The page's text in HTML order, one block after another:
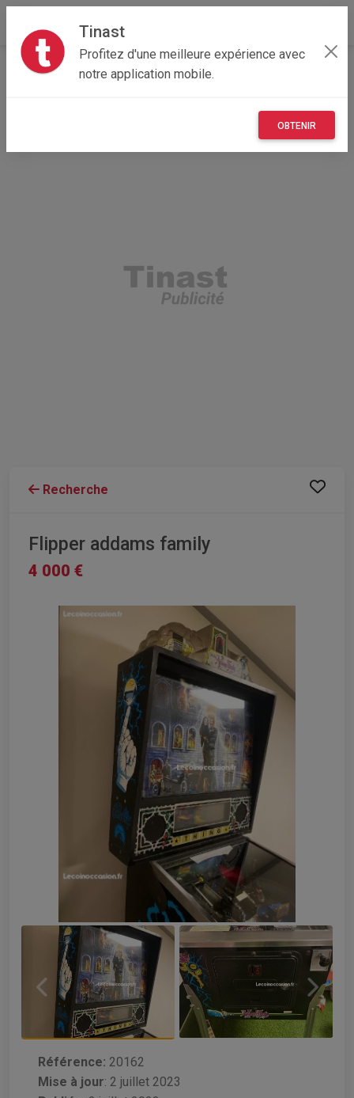
Tinast
Profitez d'une meilleure expérience avec
notre application mobile.
OBTENIR
Accueil Loisirs Grand Est
57 - Moselle
Recherche
Flipper addams family
4 000 €
Référence: 20162
Mise à jour: 2 juillet 2023